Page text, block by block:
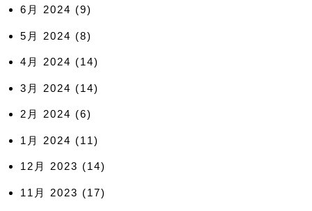
6月 2024 (9)
5月 2024 (8)
4月 2024 (14)
3月 2024 (14)
2月 2024 (6)
1月 2024 (11)
12月 2023 (14)
11月 2023 (17)